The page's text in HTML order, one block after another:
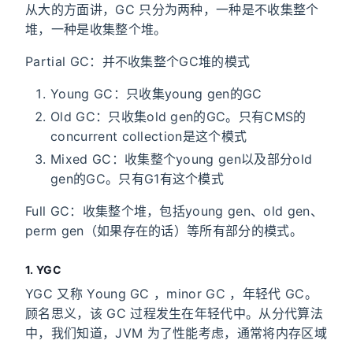
从大的方面讲，GC 只分为两种，一种是不收集整个
堆，一种是收集整个堆。
Partial GC：并不收集整个GC堆的模式
Young GC：只收集young gen的GC
Old GC：只收集old gen的GC。只有CMS的
concurrent collection是这个模式
Mixed GC：收集整个young gen以及部分old
gen的GC。只有G1有这个模式
Full GC：收集整个堆，包括young gen、old gen、
perm gen（如果存在的话）等所有部分的模式。
1. YGC
YGC 又称 Young GC ，minor GC ，年轻代 GC。
顾名思义，该 GC 过程发生在年轻代中。从分代算法
中，我们知道，JVM 为了性能考虑，通常将内存区域